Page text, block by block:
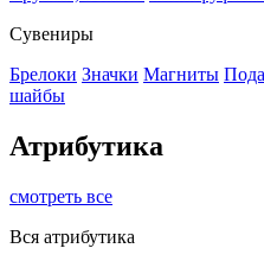
Сувениры
Брелоки Значки Магниты
шайбы
Атрибутика
смотреть все
Вся атрибутика